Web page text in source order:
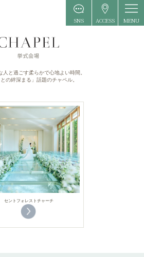
SNS ACCESS MENU
人と過ごす柔らかで心地よい時間。
との絆深まる」話題のチャペル。
セントフォレストチャーチ